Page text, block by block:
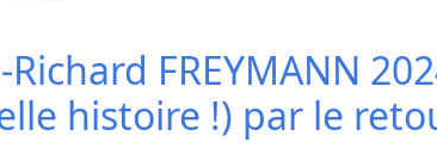
FREYMANN
histoire !) par le